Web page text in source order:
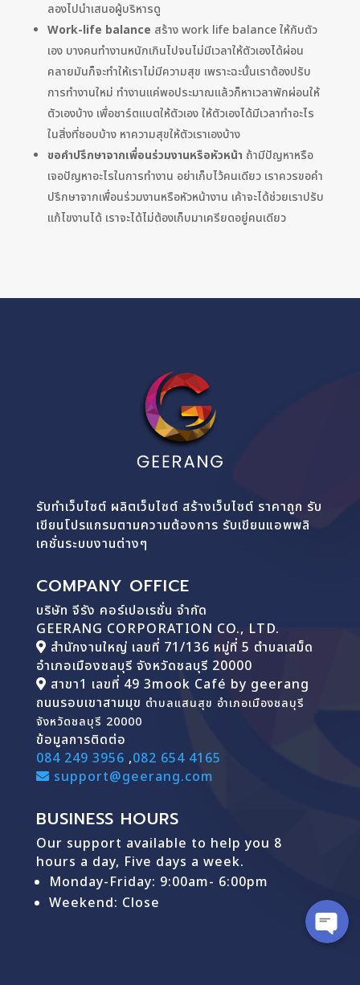
ลองไปนำเสนอผู้บริหารดู
Work-life balance สร้าง work life balance ให้กับตัว
เอง บางคนทำงานหนักเกินไปจนไม่มีเวลาให้ตัวเองได้ผ่อน
คลายมันก็จะทำให้เราไม่มีความสุข เพราะฉะนั้นเราต้องปรับ
การทำงานใหม่ ทำงานแค่พอประมาณแล้วก็หาเวลาพักผ่อนให้
ตัวเองบ้าง เพื่อชาร์ตแบตให้ตัวเอง ให้ตัวเองได้มีเวลาทำอะไร
ในสิ่งที่ชอบบ้าง หาความสุขให้ตัวเราเองบ้าง
ขอคำปรึกษาจากเพื่อนร่วมงานหรือหัวหน้า ถ้ามีปัญหาหรือ
เจอปัญหาอะไรในการทำงาน อย่าเก็บไว้คนเดียว เราควรขอคำ
ปรึกษาจากเพื่อนร่วมงานหรือหัวหน้างาน เค้าจะได้ช่วยเราปรับ
แก้ไขงานได้ เราจะได้ไม่ต้องเก็บมาเครียดอยู่คนเดียว
รับทำเว็บไซต์ ผลิตเว็บไซต์ สร้างเว็บไซต์ ราคาถูก รับ
เขียนโปรแกรมตามความต้องการ รับเขียนแอพพลิ
เคชั่นระบบงานต่างๆ
COMPANY OFFICE
บริษัท จีรัง คอร์เปอเรชั่น จำกัด
GEERANG CORPORATION CO., LTD.
สำนักงานใหญ่ เลขที่ 71/136 หมู่ที่ 5 ตำบลเสม็ด
อำเภอเมืองชลบุรี จังหวัดชลบุรี 20000
สาขา1 เลขที่ 49 3mook Café by geerang
ถนนรอบเขาสามมุข ตำบลแสนสุข อำเภอเมืองชลบุรี
จังหวัดชลบุรี 20000
ข้อมูลการติดต่อ
084 249 3956 ,082 654 4165
support@geerang.com
BUSINESS HOURS
Our support available to help you 8
hours a day, Five days a week.
Monday-Friday: 9:00am- 6:00pm
Weekend: Close